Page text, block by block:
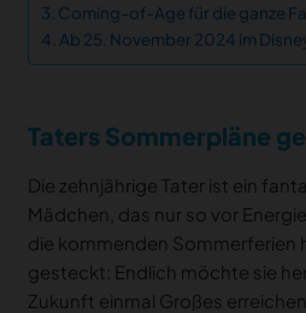
Coming-of-Age für die ganze
Ab 25. November 2024 im
Taters Sommerpläne
Die zehnjährige Tater ist ein
Mädchen, das nur so vor
die kommenden Sommerferien
gesteckt: Endlich möchte sie
Zukunft einmal Großes